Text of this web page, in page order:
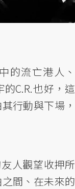
的流亡港人、
C.R.也好，這
行動與下場，
人觀望收押所
間、在未來的